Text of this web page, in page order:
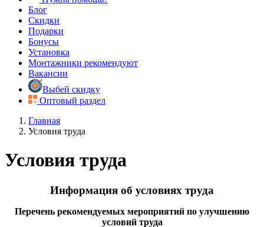
Блог
Скидки
Подарки
Бонусы
Установка
Монтажники рекомендуют
Вакансии
Выбей скидку
Оптовый раздел
Главная
Условия труда
Условия труда
Информация об условиях труда
Перечень рекомендуемых мероприятий по улучшению
условий труда